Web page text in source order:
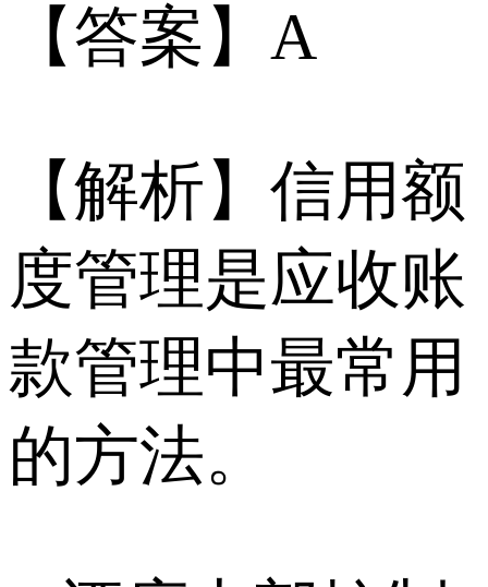
【答案】A
【解析】信用额
度管理是应收账
款管理中最常用
的方法。